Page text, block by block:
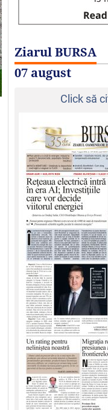
Ziarul BURSA
07 august
Click să